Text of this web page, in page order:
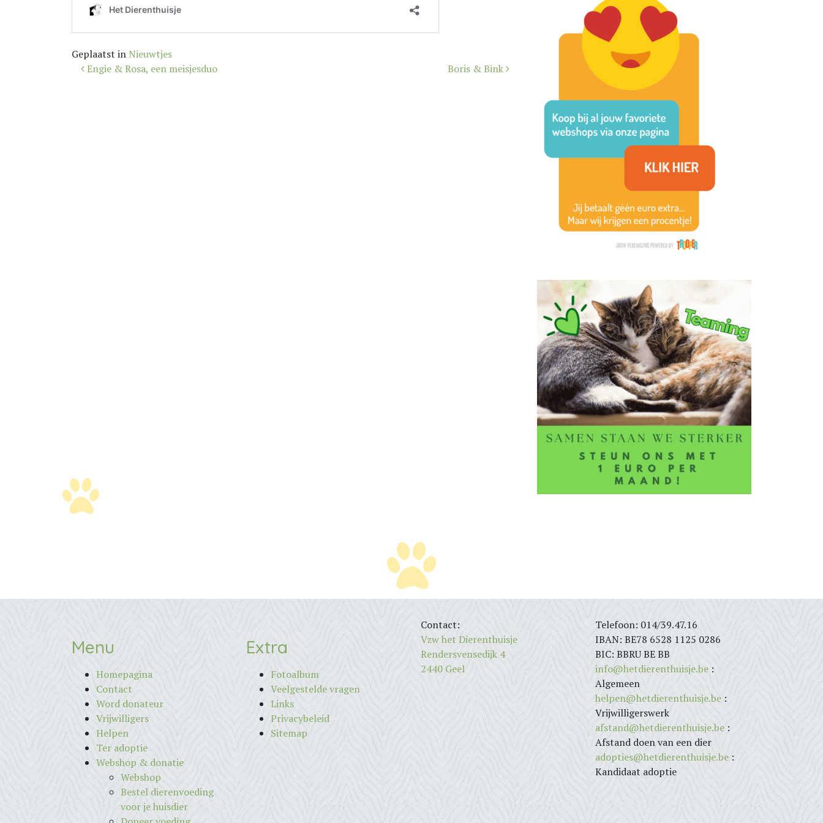
Geplaatst in Nieuwtjes
Bericht
navigatie
Engie & Rosa, een meisjesduo Boris & Bink
Menu
Homepagina
Contact
Word donateur
Vrijwilligers
Helpen
Ter adoptie
Webshop & donatie
Webshop
Bestel dierenvoeding
voor je huisdier
Extra
Fotoalbum
Veelgestelde vragen
Links
Privacybeleid
Sitemap
Contact:
Vzw het Dierenthuisje
Rendersvensedijk 4
2440 Geel
Telefoon: 014/39.47.16
IBAN: BE78 6528 1125 0286
BIC: BBRU BE BB
info@hetdierenthuisje.be :
Algemeen
helpen@hetdierenthuisje.be :
Vrijwilligerswerk
afstand@hetdierenthuisje.be :
Afstand doen van een dier
adopties@hetdierenthuisje.be :
Kandidaat adoptie